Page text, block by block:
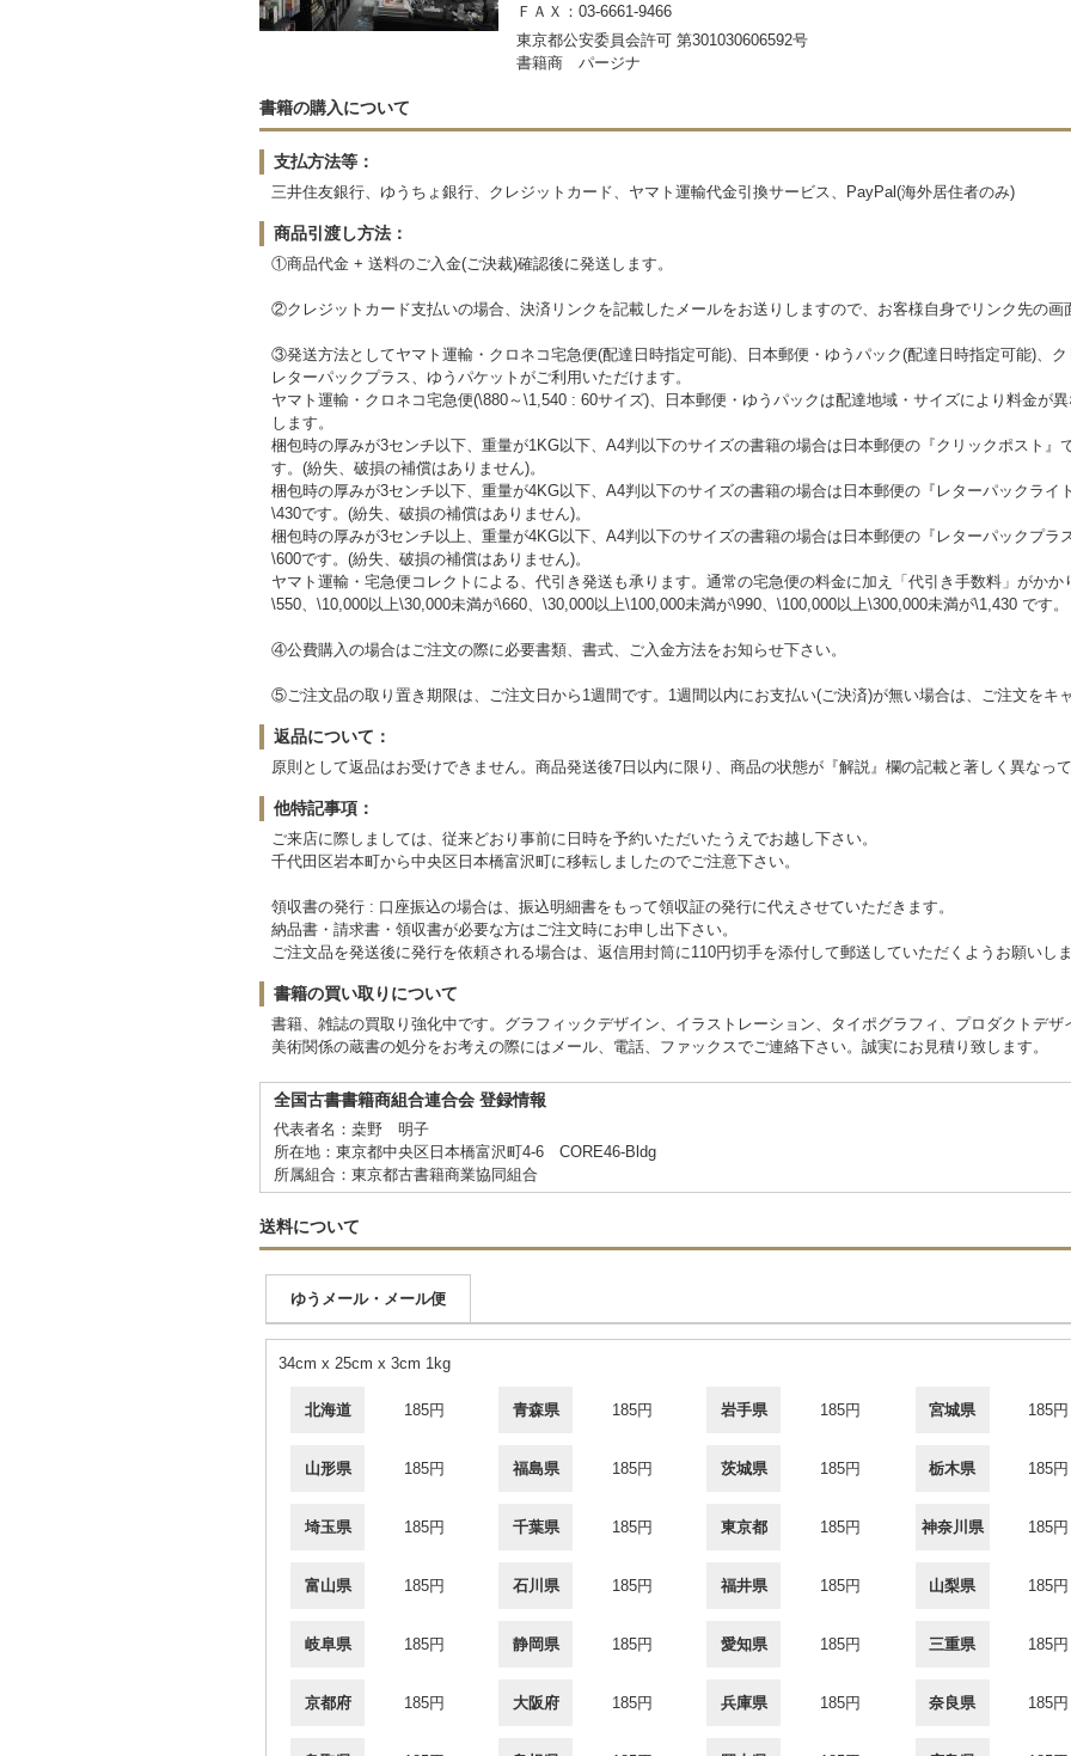
ＦＡＸ：03-6661-9466
東京都公安委員会許可 第301030606592号
書籍商 パージナ
書籍の購入について
支払方法等：
三井住友銀行、ゆうちょ銀行、クレジットカード、ヤマト運輸代金引換サービス、PayPal(海外居住者のみ)
商品引渡し方法：
①商品代金 + 送料のご入金(ご決裁)確認後に発送します。
②クレジットカード支払いの場合、決済リンクを記載したメールをお送りしますので、お客様自身でリンク先の画
③発送方法としてヤマト運輸・クロネコ宅急便(配達日時指定可能)、日本郵便・ゆうパック(配達日時指定可能)、ク
レターパックプラス、ゆうパケットがご利用いただけます。
ヤマト運輸・クロネコ宅急便(\880～\1,540 : 60サイズ)、日本郵便・ゆうパックは配達地域・サイズにより料金が
します。
梱包時の厚みが3センチ以下、重量が1KG以下、A4判以下のサイズの書籍の場合は日本郵便の『クリックポスト』
す。(紛失、破損の補償はありません)。
梱包時の厚みが3センチ以下、重量が4KG以下、A4判以下のサイズの書籍の場合は日本郵便の『レターパックライ
\430です。(紛失、破損の補償はありません)。
梱包時の厚みが3センチ以上、重量が4KG以下、A4判以下のサイズの書籍の場合は日本郵便の『レターパックプラ
\600です。(紛失、破損の補償はありません)。
ヤマト運輸・宅急便コレクトによる、代引き発送も承ります。通常の宅急便の料金に加え「代引き手数料」がか
\550、\10,000以上\30,000未満が\660、\30,000以上\100,000未満が\990、\100,000以上\300,000未満が\1,430 です。
④公費購入の場合はご注文の際に必要書類、書式、ご入金方法をお知らせ下さい。
⑤ご注文品の取り置き期限は、ご注文日から1週間です。1週間以内にお支払い(ご決済)が無い場合は、ご注文をキ
返品について：
原則として返品はお受けできません。商品発送後7日以内に限り、商品の状態が『解説』欄の記載と著しく異なっ
他特記事項：
ご来店に際しましては、従来どおり事前に日時を予約いただいたうえでお越し下さい。
千代田区岩本町から中央区日本橋富沢町に移転しましたのでご注意下さい。
領収書の発行 : 口座振込の場合は、振込明細書をもって領収証の発行に代えさせていただきます。
納品書・請求書・領収書が必要な方はご注文時にお申し出下さい。
ご注文品を発送後に発行を依頼される場合は、返信用封筒に110円切手を添付して郵送していただくようお願いしま
書籍の買い取りについて
書籍、雑誌の買取り強化中です。グラフィックデザイン、イラストレーション、タイポグラフィ、プロダクトデザ
美術関係の蔵書の処分をお考えの際にはメール、電話、ファックスでご連絡下さい。誠実にお見積り致します。
全国古書書籍商組合連合会 登録情報
代表者名：桒野 明子
所在地：東京都中央区日本橋富沢町4-6 CORE46-Bldg
所属組合：東京都古書籍商業協同組合
送料について
ゆうメール・メール便
34cm x 25cm x 3cm 1kg
北海道 185円 青森県 185円 岩手県 185円 宮城県 185円
山形県 185円 福島県 185円 茨城県 185円 栃木県 185円
埼玉県 185円 千葉県 185円 東京都 185円 神奈川県 185円
富山県 185円 石川県 185円 福井県 185円 山梨県 185円
岐阜県 185円 静岡県 185円 愛知県 185円 三重県 185円
京都府 185円 大阪府 185円 兵庫県 185円 奈良県 185円